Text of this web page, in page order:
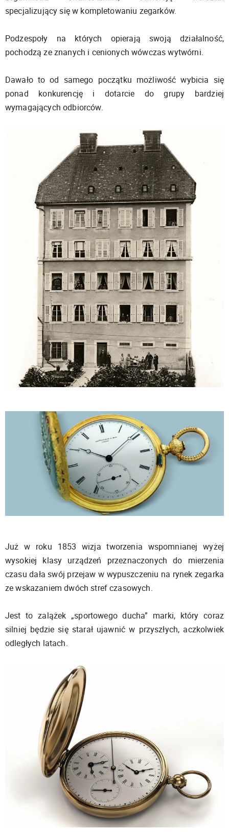
specjalizujący się w kompletowaniu zegarków.
Podzespoły na których opierają swoją działalność,
pochodzą ze znanych i cenionych wówczas wytwórni.
Dawało to od samego początku możliwość wybicia się
ponad konkurencję i dotarcie do grupy bardziej
wymagających odbiorców.
Już w roku 1853 wizja tworzenia wspomnianej wyżej
wysokiej klasy urządzeń przeznaczonych do mierzenia
czasu dała swój przejaw w wypuszczeniu na rynek zegarka
ze wskazaniem dwóch stref czasowych.
Jest to zalążek „sportowego ducha” marki, który coraz
silniej będzie się starał ujawnić w przyszłych, aczkolwiek
odległych latach.